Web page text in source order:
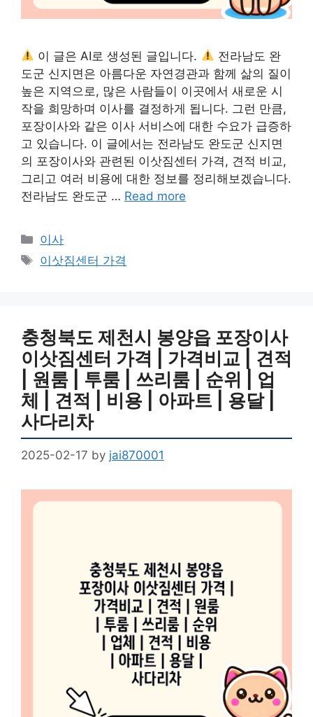
이 글은 AI로 생성된 글입니다.
전라남도 완
도군 신지면은 아름다운 자연경관과 함께 삶의 질이
높은 지역으로, 많은 사람들이 이곳에서 새로운 시
작을 희망하며 이사를 결정하게 됩니다. 그런 만큼,
포장이사와 같은 이사 서비스에 대한 수요가 급증하
고 있습니다. 이 글에서는 전라남도 완도군 신지면
의 포장이사와 관련된 이삿짐센터 가격, 견적 비교,
그리고 여러 비용에 대한 정보를 정리해보겠습니다.
전라남도 완도군 … Read more
Categories
이사
Tags
이삿짐센터 가격
충청북도 제천시 봉양읍 포장이사
이삿짐센터 가격 | 가격비교 | 견적
| 원룸 | 투룸 | 쓰리룸 | 순위 | 업
체 | 견적 | 비용 | 아파트 | 용달 |
사다리차
2025-02-17 by jai870001